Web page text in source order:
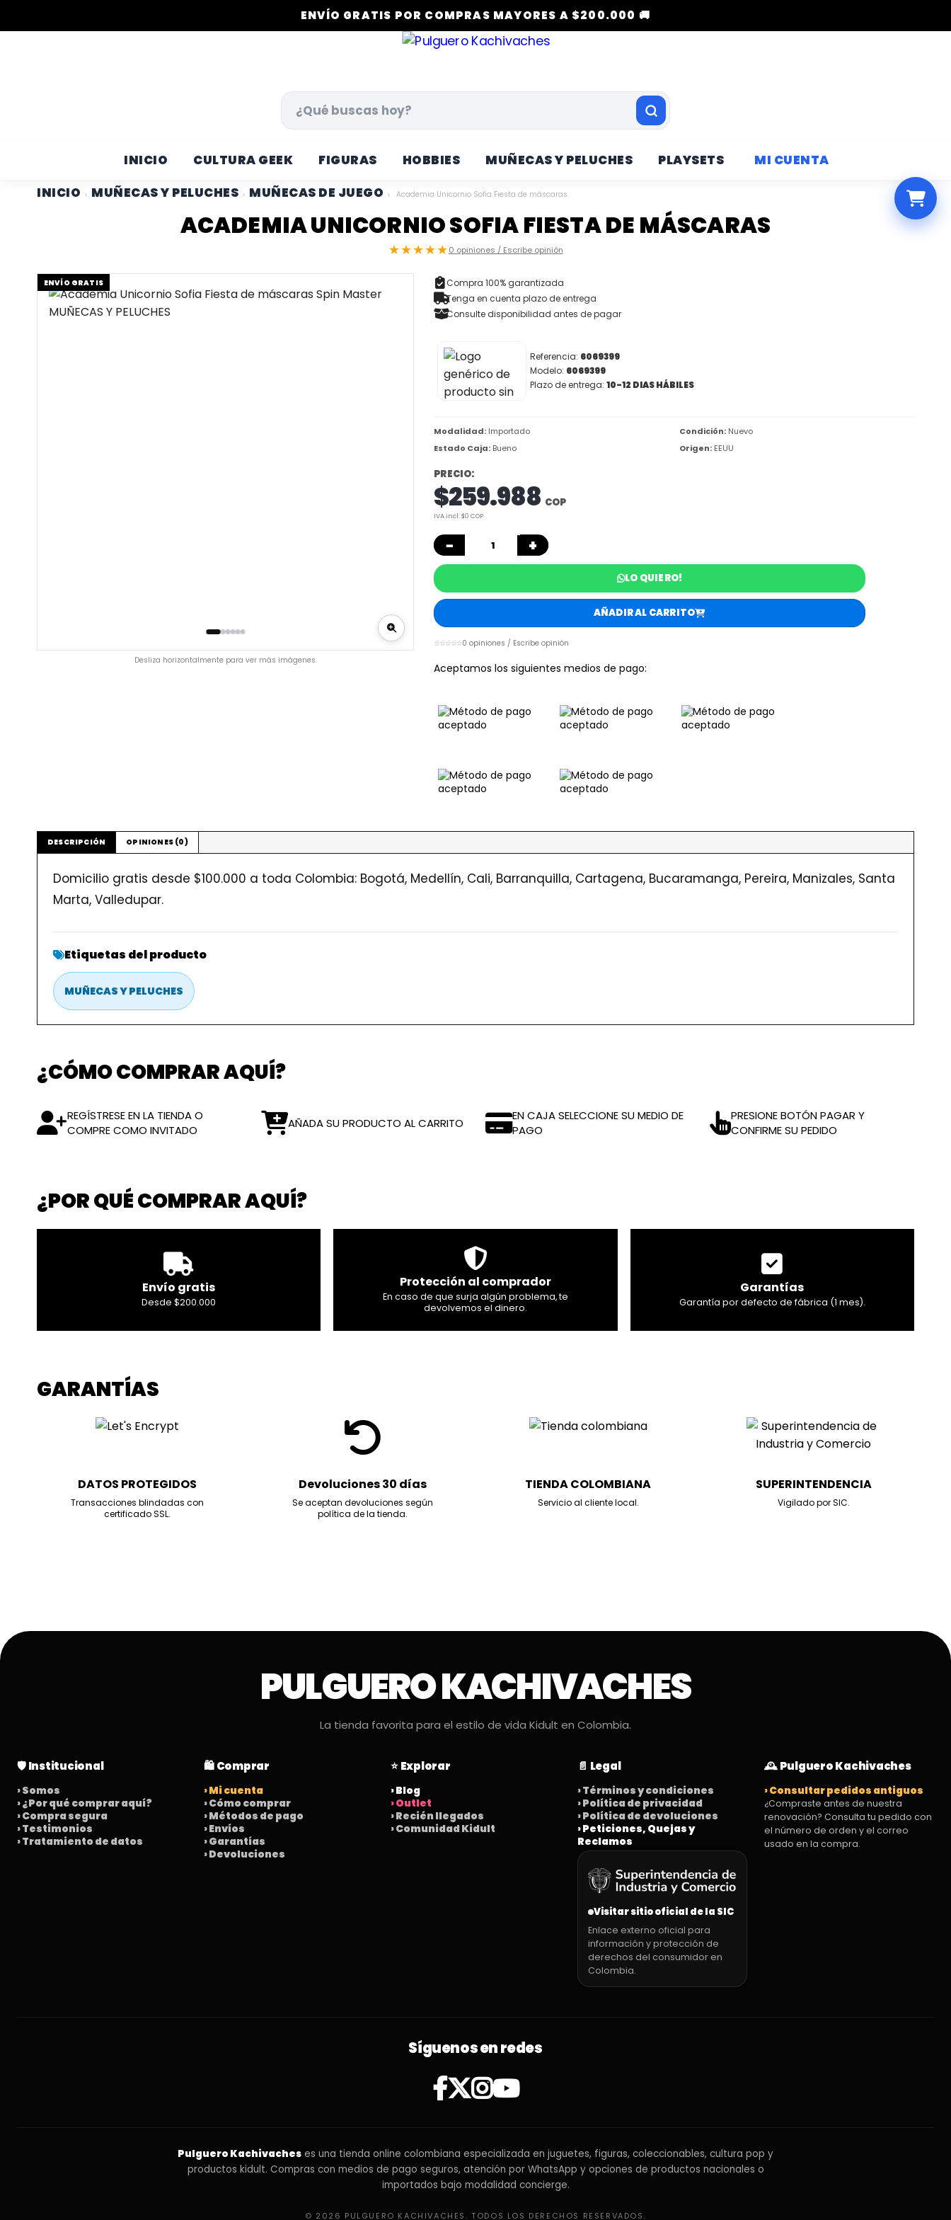
ENVÍO GRATIS POR COMPRAS MAYORES A $200.000 🚚
INICIO CULTURA GEEK FIGURAS HOBBIES MUÑECAS Y PELUCHES PLAYSETS
MI CUENTA
INICIO › MUÑECAS Y PELUCHES › MUÑECAS DE JUEGO › Academia Unicornio Sofia Fiesta de máscaras
ACADEMIA UNICORNIO SOFIA FIESTA DE MÁSCARAS
★★★★★0 opiniones / Escribe opinión
ENVÍO GRATIS
Desliza horizontalmente para ver más imágenes.
Compra 100% garantizada
Tenga en cuenta plazo de entrega
Consulte disponibilidad antes de pagar
Referencia: 6069399
Modelo: 6069399
Plazo de entrega:10-12 DIAS HÁBILES
Modalidad: Importado Condición:Nuevo
Estado Caja: Bueno Origen:EEUU
PRECIO:
$259.988 COP
IVA incl: $0 COP
− +
LO QUIERO!
AÑADIR AL CARRITO
☆☆☆☆☆0 opiniones / Escribe opinión
Aceptamos los siguientes medios de pago:
DESCRIPCIÓN OPINIONES (0)
Domicilio gratis desde $100.000 a toda Colombia: Bogotá, Medellín, Cali, Barranquilla, Cartagena, Bucaramanga, Pereira, Manizales, Santa
Marta, Valledupar.
Etiquetas del producto
MUÑECAS Y PELUCHES
¿CÓMO COMPRAR AQUÍ?
REGÍSTRESE EN LA TIENDA O
COMPRE COMO INVITADO
AÑADA SU PRODUCTO AL CARRITO
EN CAJA SELECCIONE SU MEDIO DE
PAGO
PRESIONE BOTÓN PAGAR Y
CONFIRME SU PEDIDO
¿POR QUÉ COMPRAR AQUÍ?
Envío gratis
Desde $200.000
Protección al comprador
En caso de que surja algún problema, te
devolvemos el dinero.
Garantías
Garantía por defecto de fábrica (1 mes).
GARANTÍAS
DATOS PROTEGIDOS
Transacciones blindadas con
certificado SSL.
Devoluciones 30 días
Se aceptan devoluciones según
política de la tienda.
TIENDA COLOMBIANA
Servicio al cliente local.
SUPERINTENDENCIA
Vigilado por SIC.
PULGUERO KACHIVACHES
La tienda favorita para el estilo de vida Kidult en Colombia.
🛡️ Institucional
› Somos
› ¿Por qué comprar aquí?
› Compra segura
› Testimonios
› Tratamiento de datos
🛍️ Comprar
› Mi cuenta
› Cómo comprar
› Métodos de pago
› Envíos
› Garantías
› Devoluciones
⭐ Explorar
› Blog
› Outlet
› Recién llegados
› Comunidad Kidult
📄 Legal
› Términos y condiciones
› Política de privacidad
› Política de devoluciones
› Peticiones, Quejas y
Reclamos
Visitar sitio oficial de la SIC
Enlace externo oficial para
información y protección de
derechos del consumidor en
Colombia.
🕰️ Pulguero Kachivaches
› Consultar pedidos antiguos
¿Compraste antes de nuestra
renovación? Consulta tu pedido con
el número de orden y el correo
usado en la compra.
Síguenos en redes
Pulguero Kachivaches es una tienda online colombiana especializada en juguetes, figuras, coleccionables, cultura pop y
productos kidult. Compras con medios de pago seguros, atención por WhatsApp y opciones de productos nacionales o
importados bajo modalidad concierge.
© 2026 PULGUERO KACHIVACHES. TODOS LOS DERECHOS RESERVADOS.